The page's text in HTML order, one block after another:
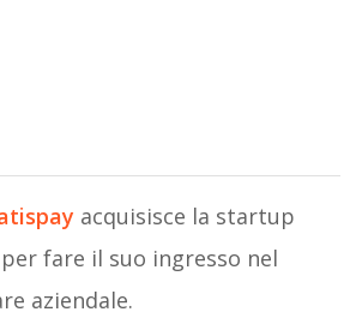
acquisisce la startup
per fare il suo ingresso nel
aziendale.